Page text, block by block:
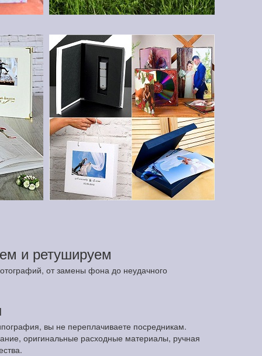
и ретушируем
от замены фона до неудачного
вы не переплачиваете посредникам.
оригинальные расходные материалы, ручная